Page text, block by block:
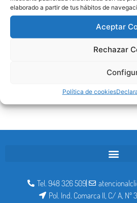
elaborado a partir de tus hábitos de
Aceptar
Rechazar
Política de cookies
merced, el Puente Fortunato
obras. – Tierra Estella Bus:
paradas de La Merced y San
realizar la parada de Ega Pan […]
Tel. 948 326 509
Pol. Ind. Comarca II, C/ A, Nº